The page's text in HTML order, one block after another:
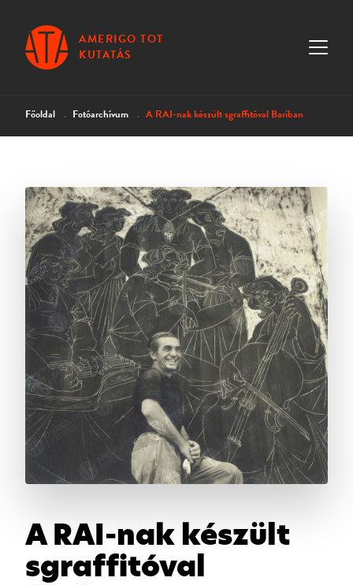
AMERIGO TOT
KUTATÁS
Főoldal Fotóarchívum A RAI-nak készült sgraffitóval Bariban
A RAI-nak készült
sgraffitóval